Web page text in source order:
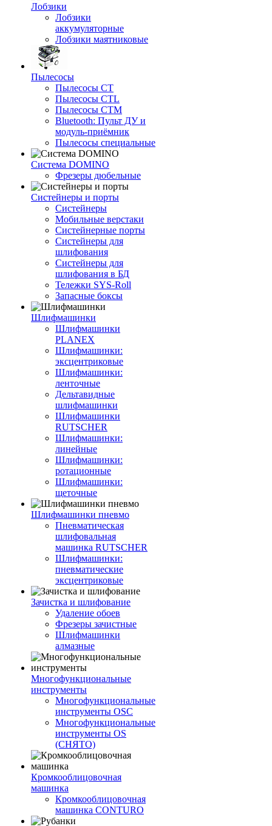
Лобзики
Лобзики
аккумуляторные
Лобзики маятниковые
Пылесосы
Пылесосы CT
Пылесосы CTL
Пылесосы CTM
Bluetooth: Пульт ДУ и
модуль-приёмник
Пылесосы специальные
Система DOMINO
Фрезеры дюбельные
Систейнеры и порты
Систейнеры
Мобильные верстаки
Систейнерные порты
Систейнеры для
шлифования
Систейнеры для
шлифования в БД
Тележки SYS-Roll
Запасные боксы
Шлифмашинки
Шлифмашинки
PLANEX
Шлифмашинки:
эксцентриковые
Шлифмашинки:
ленточные
Дельтавидные
шлифмашинки
Шлифмашинки
RUTSCHER
Шлифмашинки:
линейные
Шлифмашинки:
ротационные
Шлифмашинки:
щеточные
Шлифмашинки пневмо
Пневматическая
шлифовальная
машинка RUTSCHER
Шлифмашинки:
пневматические
эксцентриковые
Зачистка и шлифование
Удаление обоев
Фрезеры зачистные
Шлифмашинки
алмазные
Многофункциональные
инструменты
Многофункциональные
инструменты OSC
Многофункциональные
инструменты OS
(СНЯТО)
Кромкооблицовочная
машинка
Кромкооблицовочная
машинка CONTURO